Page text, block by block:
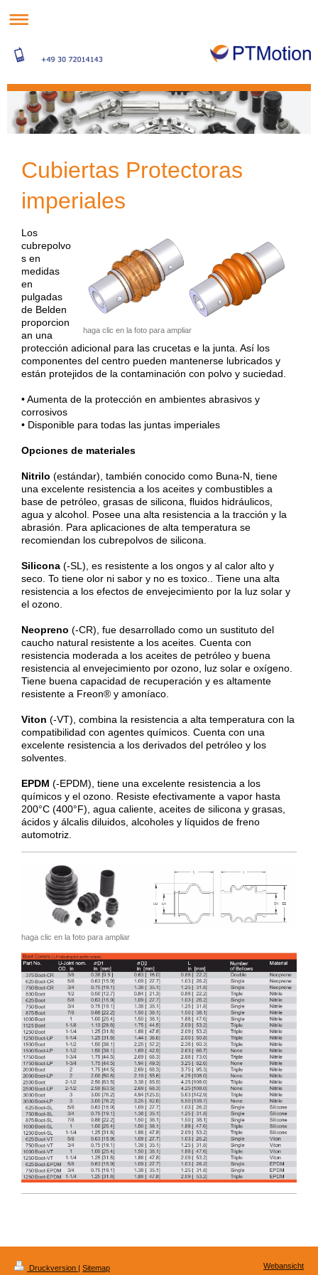
Cubiertas Protectoras
imperiales
haga clic en la foto para ampliar
Los
cubrepolvo
s en
medidas
en
pulgadas
de Belden
proporcion
an una
protección adicional para las crucetas e la junta. Así los
componentes del centro pueden mantenerse lubricados y
están protejidos de la contaminación con polvo y suciedad.
• Aumenta de la protección en ambientes abrasivos y
corrosivos
• Disponible para todas las juntas imperiales
Opciones de materiales
Nitrilo (estándar), también conocido como Buna-N, tiene
una excelente resistencia a los aceites y combustibles a
base de petróleo, grasas de silicona, fluidos hidráulicos,
agua y alcohol. Posee una alta resistencia a la tracción y la
abrasión. Para aplicaciones de alta temperatura se
recomiendan los cubrepolvos de silicona.
Silicona (-SL), es resistente a los ongos y al calor alto y
seco. To tiene olor ni sabor y no es toxico.. Tiene una alta
resistencia a los efectos de envejecimiento por la luz solar y
el ozono.
Neopreno (-CR), fue desarrollado como un sustituto del
caucho natural resistente a los aceites. Cuenta con
resistencia moderada a los aceites de petróleo y buena
resistencia al envejecimiento por ozono, luz solar e oxígeno.
Tiene buena capacidad de recuperación y es altamente
resistente a Freon® y amoníaco.
Viton (-VT), combina la resistencia a alta temperatura con la
compatibilidad con agentes químicos. Cuenta con una
excelente resistencia a los derivados del petróleo y los
solventes.
EPDM (-EPDM), tiene una excelente resistencia a los
químicos y el ozono. Resiste efectivamente a vapor hasta
200°C (400°F), agua caliente, aceites de silicona y grasas,
ácidos y álcalis diluidos, alcoholes y líquidos de freno
automotriz.
haga clic en la foto para ampliar
Druckversion | Sitemap
Webansicht